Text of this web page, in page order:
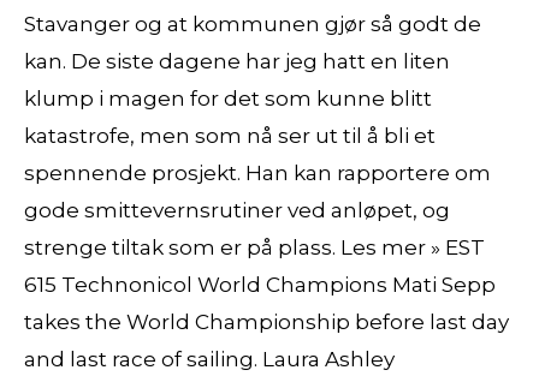
Stavanger og at kommunen gjør så godt de
kan. De siste dagene har jeg hatt en liten
klump i magen for det som kunne blitt
katastrofe, men som nå ser ut til å bli et
spennende prosjekt. Han kan rapportere om
gode smittevernsrutiner ved anløpet, og
strenge tiltak som er på plass. Les mer » EST
615 Technonicol World Champions Mati Sepp
takes the World Championship before last day
and last race of sailing. Laura Ashley